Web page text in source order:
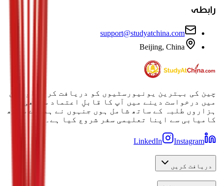
رابطہ
support@studyatchina.com
Beijing, China
چین کی بہترین یونیورسٹیوں کو دریافت کرنے اور ان
میں درخواست دینے میں آپ کا قابلِ اعتماد ساتھی۔
ہزاروں طلبہ کے ساتھ شامل ہوں جنہوں نے ہمارے ساتھ
کامیابی سے اپنا تعلیمی سفر شروع کیا ہے۔
LinkedIn Instagram
دریافت کریں